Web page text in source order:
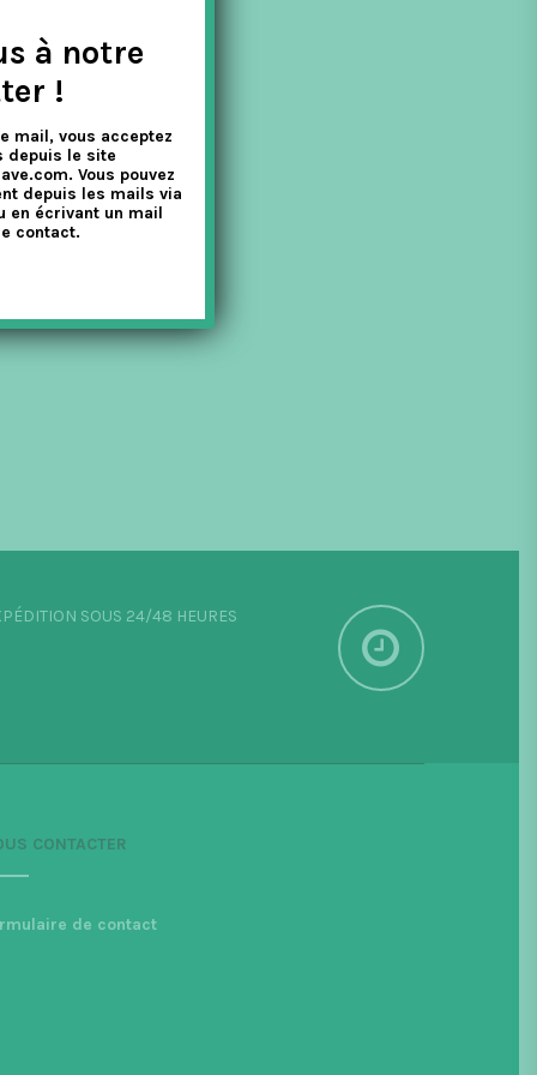
SOUS 24/48 HEURES
CONTACTER
de contact
à notre
!
mail, vous acceptez
depuis le site
Vous pouvez
depuis les mails via
en écrivant un mail
contact.